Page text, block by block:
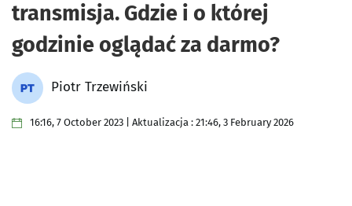
transmisja. Gdzie i o której
godzinie oglądać za darmo?
Piotr Trzewiński
16:16, 7 October 2023 | Aktualizacja : 21:46, 3 February 2026